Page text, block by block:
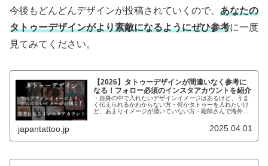
今後もどんどんデザインが投稿されていくので、 あなたの
タトゥーデザインがより素敵になるようにぜひ参考に一度
見てみてください。
【2026】タトゥーデザインが間違いなく参考に
なる！フォロー必須のインスタアカウントを紹介
・自身の中で入れたいデザインイメージはあるけど、うま
く伝えられるかわからない方・何かタトゥーを入れたいけ
ど、あまりイメージが湧いていない方・彫師さんで海外の
japantattoo.jp 2025.04.01